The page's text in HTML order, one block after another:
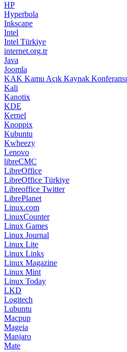
HP
Hyperbola
Inkscape
Intel
Intel Türkiye
internet.org.tr
Java
Joomla
KAK Kamu Açık Kaynak Konferansı
Kali
Kanotix
KDE
Kernel
Knoppix
Kubuntu
Kwheezy
Lenovo
libreCMC
LibreOffice
LibreOffice Türkiye
Libreoffice Twitter
LibrePlanet
Linux.com
LinuxCounter
Linux Games
Linux Journal
Linux Lite
Linux Links
Linux Magazine
Linux Mint
Linux Today
LKD
Logitech
Lubuntu
Macpup
Mageia
Manjaro
Mate